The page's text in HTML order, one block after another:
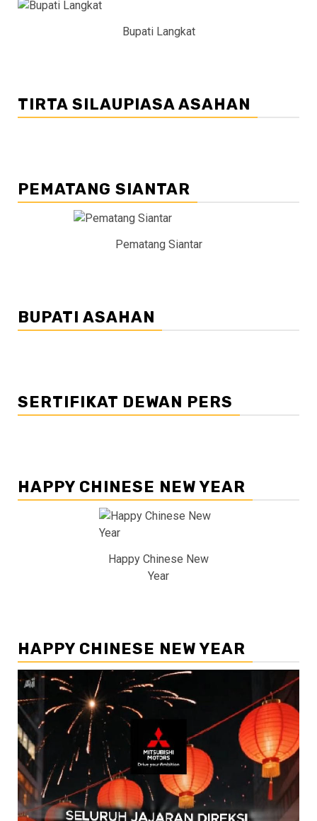
Bupati Langkat
TIRTA SILAUPIASA ASAHAN
PEMATANG SIANTAR
Pematang Siantar
BUPATI ASAHAN
SERTIFIKAT DEWAN PERS
HAPPY CHINESE NEW YEAR
Happy Chinese New
Year
HAPPY CHINESE NEW YEAR
Pemutar